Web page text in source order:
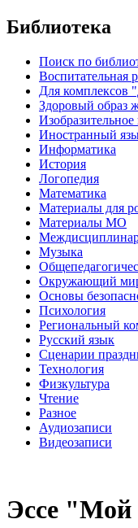
Библиотека
Поиск по
Воспитательная
Для комплексов
Здоровый образ
Изобразительное
Иностранный
Информатика
История
Логопедия
Математика
Материалы для
Материалы МО
Музыка
Окружающий
Основы
Психология
Региональный
Русский язык
Сценарии
Технология
Физкультура
Чтение
Разное
Аудиозаписи
Видеозаписи
Эссе "Мой